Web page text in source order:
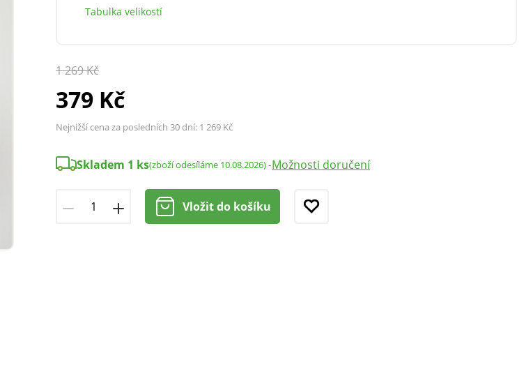
Tabulka velikostí
1 269 Kč
379 Kč
Nejnižší cena za posledních 30 dní: 1 269 Kč
Skladem 1 ks(zboží odesíláme 10.08.2026)-Možnosti doručení
Vložit do košíku